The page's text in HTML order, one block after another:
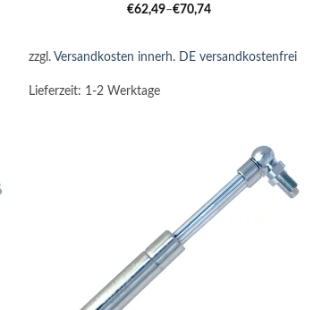
€62,49–€70,74
zzgl.Versandkosten innerh. DE versandkostenfrei
Lieferzeit: 1-2 Werktage